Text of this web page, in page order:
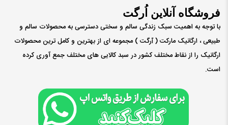
فروشگاه آنلاین اُرگت
با توجه به اهمیت سبک زندگی سالم و سختی دسترسی به محصولات سالم و
طبیعی ، ارگانیک مارکت ( ٱرگت ) مجموعه ای از بهترین و کامل ترین محصولات
ارگانیک را از نقاط مختلف کشور در سبد کالایی های مختلف جمع آوری کرده
است.